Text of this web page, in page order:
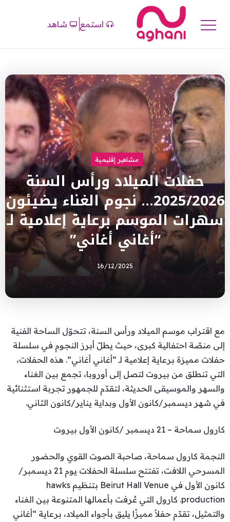
استمع شاهد
مشاهير إقليمية
حفلات الميلاد ورأس السنة
2025/2026… نجوم الغناء يضيئون
سهرات الموسم برعاية إعلامية لـ
“أغاني أغاني”
16/12/2025
مع اقتراب موسم الميلاد ورأس السنة، تتحوّل الساحة الفنية
إلى منصّة احتفالية كبرى، حيث يطلّ أبرز النجوم في سلسلة
حفلات مميزة برعاية إعلامية لـ “أغاني أغاني”. هذه الحفلات،
التي تنطلق من بيروت لتصل إلى أوروبا، تجمع بين الغناء
والسهر والموسيقى الحديثة، لتقدّم للجمهور تجربة استثنائية
في شهر ديسمبر/كانون الأول وبداية يناير/كانون الثاني.
كارول سماحة – 21 ديسمبر /كانون الأول بيروت
النجمة كارول سماحة، صاحبة الصوت القوي والحضور
المسرحي اللافت، تفتتح سلسلة الحفلات يوم 21 ديسمبر/
كانون الأول في Beirut Hall Venue بتنظيم hawks
production. كارول التي عُرفت بأعمالها المتنوعة بين الغناء
والتمثيل، تقدّم حفلاً مميزًا يليق بأجواء الميلاد، برعاية “أغاني